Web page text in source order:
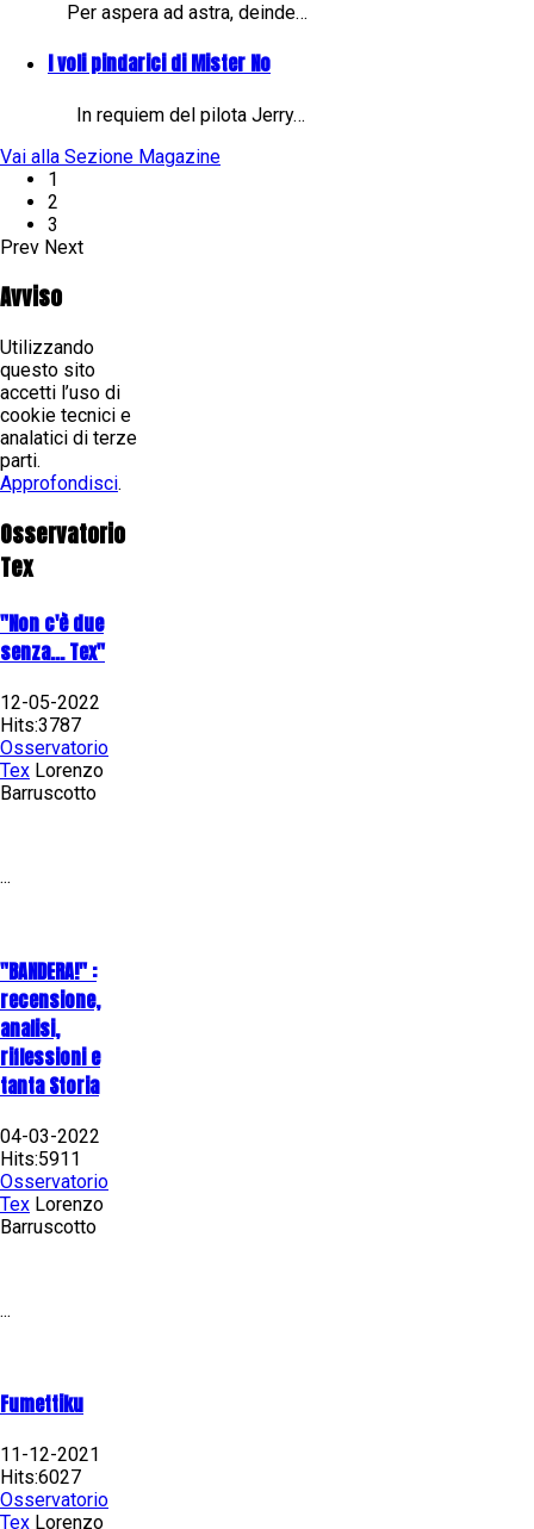
Per aspera ad astra, deinde…
I voli pindarici di Mister No
In requiem del pilota Jerry…
Vai alla Sezione Magazine
1
2
3
Prev Next
Avviso
Utilizzando
questo sito
accetti l’uso di
cookie tecnici e
analatici di terze
parti.
Approfondisci.
Osservatorio
Tex
"Non c'è due
senza... Tex"
12-05-2022
Hits:3787
Osservatorio
Tex Lorenzo
Barruscotto
...
"BANDERA!" :
recensione,
analisi,
riflessioni e
tanta Storia
04-03-2022
Hits:5911
Osservatorio
Tex Lorenzo
Barruscotto
...
Fumettiku
11-12-2021
Hits:6027
Osservatorio
Tex Lorenzo